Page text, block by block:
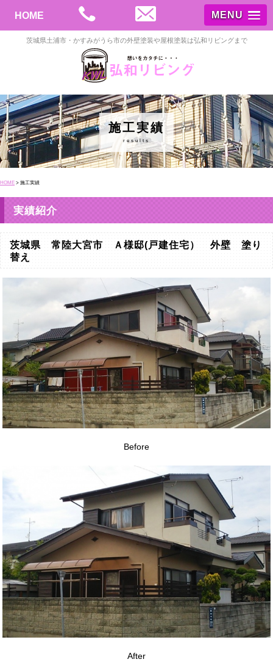
MENU
茨城県土浦市・かすみがうら市の外壁塗装や屋根塗装は弘和リビングまで
HOME
施工実績
results
HOME > 施工実績
実績紹介
茨城県 常陸大宮市 Ａ様邸(戸建住宅） 外壁 塗り
替え
Before
After